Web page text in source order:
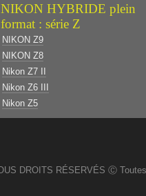
NIKON HYBRIDE plein
format : série Z
NIKON Z9
NIKON Z8
Nikon Z7 II
Nikon Z6 III
Nikon Z5
DROITS RÉSERVÉS Ⓒ